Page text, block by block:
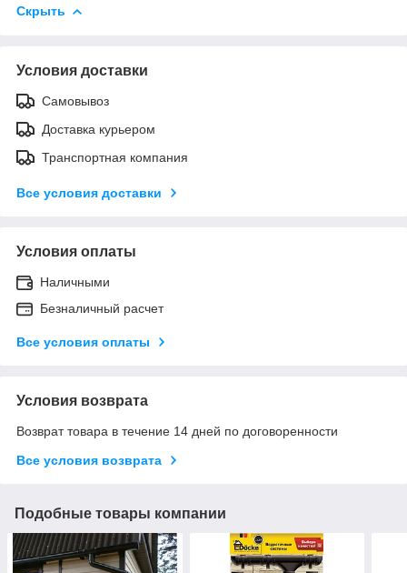
Скрыть
Условия доставки
Самовывоз
Доставка курьером
Транспортная компания
Все условия доставки
Условия оплаты
Наличными
Безналичный расчет
Все условия оплаты
Условия возврата
Возврат товара в течение 14 дней по договоренности
Все условия возврата
Подобные товары компании